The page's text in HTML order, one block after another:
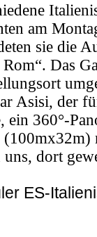
am
sie die
Das
Asisi, der
ein 360°-
(100mx32m)
dort
ES-